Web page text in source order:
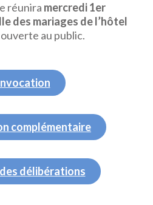
réunira mercredi 1er
des mariages de l’hôtel
au public.
complémentaire
délibérations